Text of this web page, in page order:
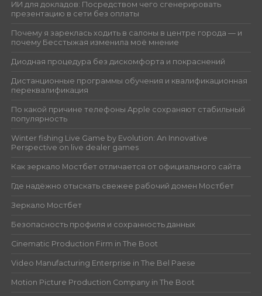
ИИ для докладов: Посредством чего сгенерировать
презентацию в сети без оплаты
Почему я зареклась ходить в салоны в центре города — и
почему Бесстыжая изменила моё мнение
Диодная процедура без дискомфорта и покраснений
Дистанционные программы обучения и квалификационная
переквалификация
По какой причине телефоны Apple сохраняют стабильный
популярность
Winter fishing Live Game by Evolution: An Innovative
Perspective on live dealer games
Как зеркало Мостбет отличается от официального сайта
Где надёжно отыскать свежее рабочий домен Мостбет
Зеркало Мостбет
Безопасность профиля и сохранность данных
Cinematic Production Firm in The Boot
Video Manufacturing Enterprise in The Bel Paese
Motion Picture Production Company in The Boot